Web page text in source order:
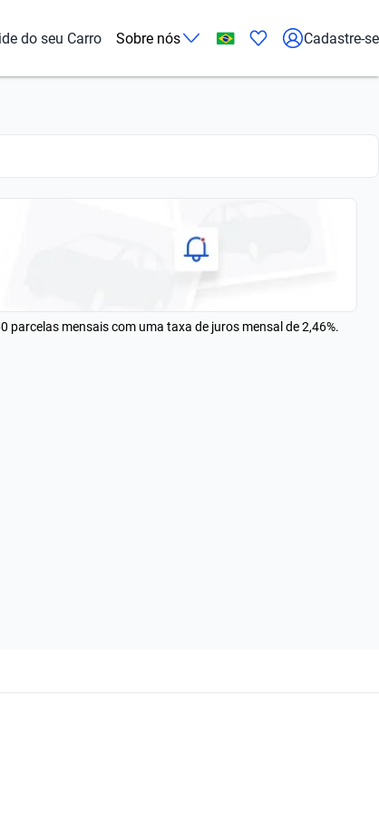
do seu Carro Sobre nós Cadastre-se
mensais com uma taxa de juros mensal de 2,46%.